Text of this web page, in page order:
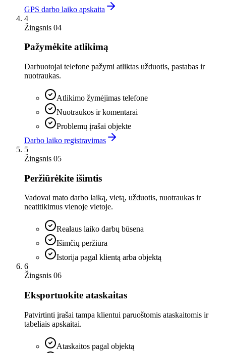
GPS darbo laiko apskaita
4
Žingsnis 04
Pažymėkite atlikimą
Darbuotojai telefone pažymi atliktas užduotis, pastabas ir
nuotraukas.
Atlikimo žymėjimas telefone
Nuotraukos ir komentarai
Problemų įrašai objekte
Darbo laiko registravimas
5
Žingsnis 05
Peržiūrėkite išimtis
Vadovai mato darbo laiką, vietą, užduotis, nuotraukas ir
neatitikimus vienoje vietoje.
Realaus laiko darbų būsena
Išimčių peržiūra
Istorija pagal klientą arba objektą
6
Žingsnis 06
Eksportuokite ataskaitas
Patvirtinti įrašai tampa klientui paruoštomis ataskaitomis ir
tabeliais apskaitai.
Ataskaitos pagal objektą